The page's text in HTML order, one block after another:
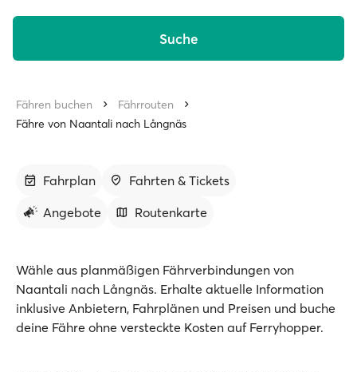
Suche
Fähren buchen
Fährrouten
Fähre von Naantali nach Långnäs
Fahrplan
Fahrten & Tickets
Angebote
Routenkarte
Wähle aus planmäßigen Fährverbindungen von
Naantali nach Långnäs. Erhalte aktuelle Information
inklusive Anbietern, Fahrplänen und Preisen und buche
deine Fähre ohne versteckte Kosten auf Ferryhopper.